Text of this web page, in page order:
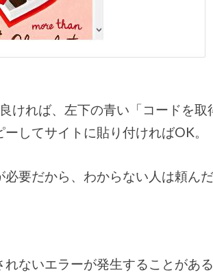
れば、左下の青い「コードを取
してサイトに貼り付ければOK。
要だから、わからない人は頼んだ
ないエラーが発生することがあ